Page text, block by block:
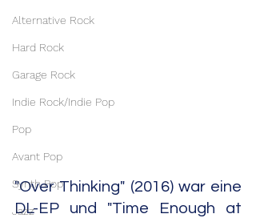
Alternative Rock
Hard Rock
Garage Rock
Indie Rock/Indie Pop
Pop
Avant Pop
Synth Pop
Jazz
"Over Thinking" (2016) war eine
DL-EP und "Time Enough at